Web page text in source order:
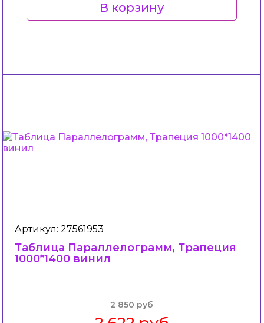
В корзину
Артикул: 27561953
Таблица Параллелограмм, Трапеция
1000*1400 винил
2 850 руб